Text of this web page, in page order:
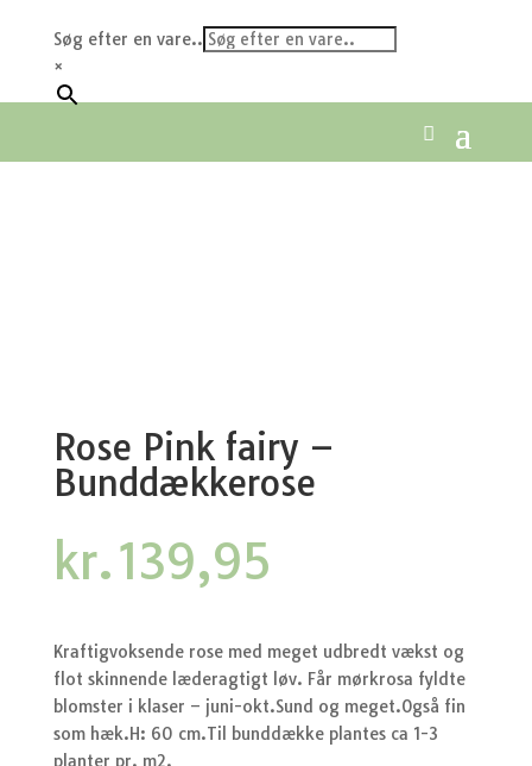
Søg efter en vare..
×
Rose Pink fairy –
Bunddækkerose
kr.139,95
Kraftigvoksende rose med meget udbredt vækst og
flot skinnende læderagtigt løv. Får mørkrosa fyldte
blomster i klaser – juni-okt.Sund og meget.Også fin
som hæk.H: 60 cm.Til bunddække plantes ca 1-3
planter pr. m2.